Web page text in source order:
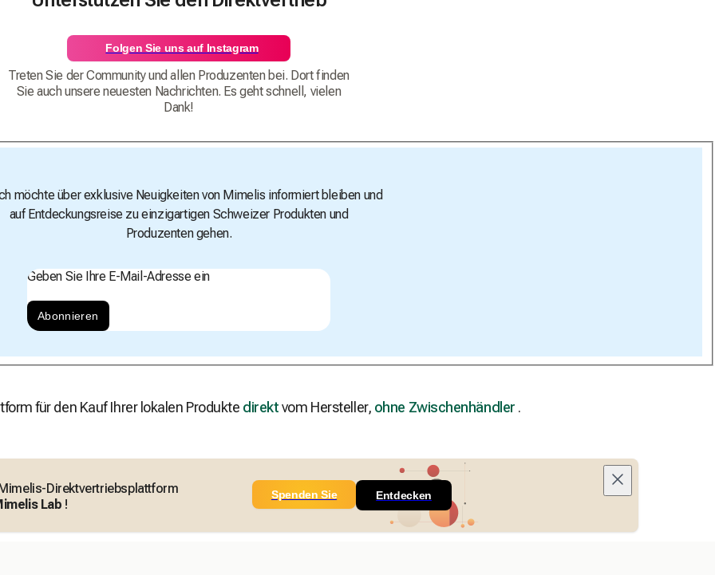
Folgen Sie uns auf Instagram
Treten Sie der Community und allen Produzenten bei. Dort finden
Sie auch unsere neuesten Nachrichten. Es geht schnell, vielen
Dank!
möchte über exklusive Neuigkeiten von Mimelis informiert bleiben und
auf Entdeckungsreise zu einzigartigen Schweizer Produkten und
Produzenten gehen.
Geben Sie Ihre E-Mail-Adresse ein
Abonnieren
für den Kauf Ihrer lokalen Produkte direktvom Hersteller, ohne Zwischenhändler .
Direktvertriebsplattform
Lab !
Spenden Sie Entdecken